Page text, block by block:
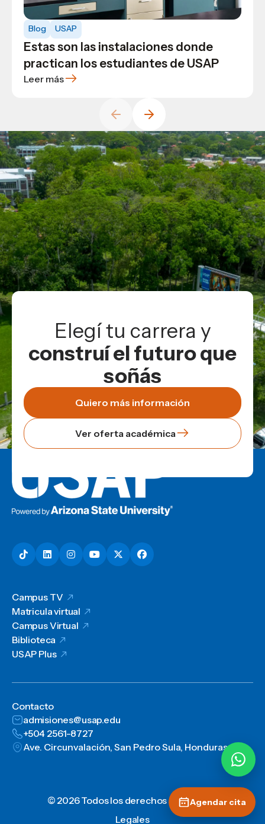
Blog USAP
Estas son las instalaciones donde
practican los estudiantes de USAP
Leer más
Blog General
Claves y oportunidades en la
Administración de la Producción en
Honduras
Leer más
Blog USAP
Oportunidades laborales para los
profesionales en Comunicación y
Publicidad
Leer más
Elegí tu carrera y
construí el futuro que
soñás
Quiero más información
Ver oferta académica
Campus TV
Matricula virtual
Campus Virtual
Biblioteca
USAP Plus
Contacto
admisiones@usap.edu
+504 2561-8727
Ave. Circunvalación, San Pedro Sula, Honduras, C.A.
Legales
© 2026 Todos los derechos reservadosAgendar cita